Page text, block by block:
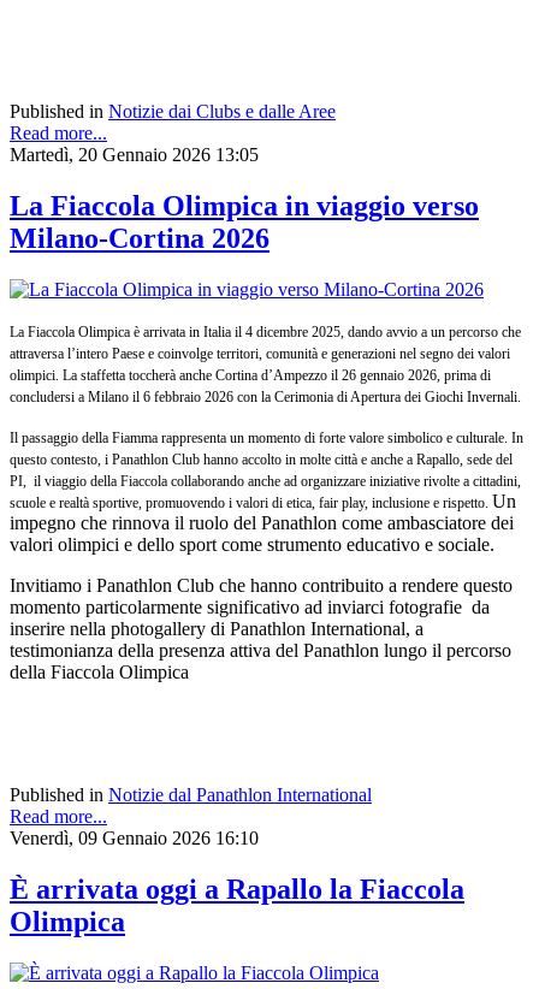
Published in Notizie dai Clubs e dalle Aree
Read more...
Martedì, 20 Gennaio 2026 13:05
La Fiaccola Olimpica in viaggio verso
Milano-Cortina 2026
La Fiaccola Olimpica è arrivata in Italia il 4 dicembre 2025, dando avvio a un percorso che
attraversa l’intero Paese e coinvolge territori, comunità e generazioni nel segno dei valori
olimpici. La staffetta toccherà anche Cortina d’Ampezzo il 26 gennaio 2026, prima di
concludersi a Milano il 6 febbraio 2026 con la Cerimonia di Apertura dei Giochi Invernali.
Il passaggio della Fiamma rappresenta un momento di forte valore simbolico e culturale. In
questo contesto, i Panathlon Club hanno accolto in molte città e anche a Rapallo, sede del
PI, il viaggio della Fiaccola collaborando anche ad organizzare iniziative rivolte a cittadini,
scuole e realtà sportive, promuovendo i valori di etica, fair play, inclusione e rispetto. Un
impegno che rinnova il ruolo del Panathlon come ambasciatore dei
valori olimpici e dello sport come strumento educativo e sociale.
Invitiamo i Panathlon Club che hanno contribuito a rendere questo
momento particolarmente significativo ad inviarci fotografie da
inserire nella photogallery di Panathlon International, a
testimonianza della presenza attiva del Panathlon lungo il percorso
della Fiaccola Olimpica
Published in Notizie dal Panathlon International
Read more...
Venerdì, 09 Gennaio 2026 16:10
È arrivata oggi a Rapallo la Fiaccola
Olimpica